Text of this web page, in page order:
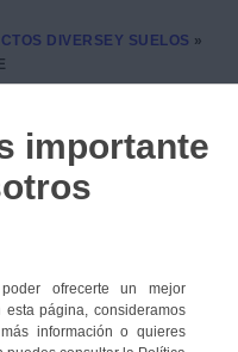
DIVERSEY SUELOS »
200 PUR ECO 1.4L
€IVA no Incl.